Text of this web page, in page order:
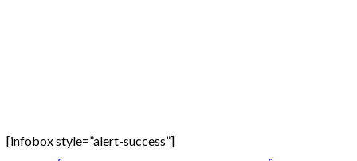
[infobox style=”alert-success”]